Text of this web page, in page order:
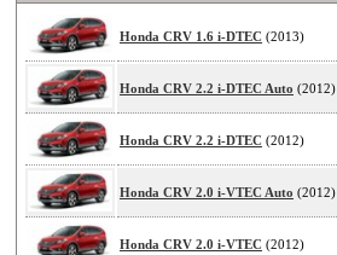
Honda CRV 1.6 i-DTEC (2013)
Honda CRV 2.2 i-DTEC Auto (2012)
Honda CRV 2.2 i-DTEC (2012)
Honda CRV 2.0 i-VTEC Auto (2012)
Honda CRV 2.0 i-VTEC (2012)